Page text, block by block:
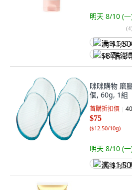
明天 8/10 (
(4)
满 $1,500
$8 酷澎幣
咪咪購物 磨
個, 60g, 1組
首購折扣價 40
$75
($12.50/10g)
明天 8/10 (
满 $1,500